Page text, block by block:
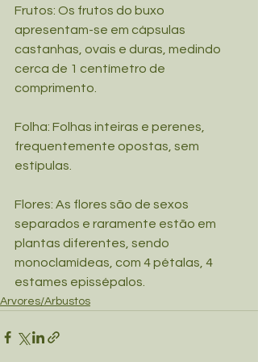
Frutos: Os frutos do buxo
apresentam-se em cápsulas
castanhas, ovais e duras, medindo
cerca de 1 centímetro de
comprimento.
Folha: Folhas inteiras e perenes,
frequentemente opostas, sem
estípulas.
Flores: As flores são de sexos
separados e raramente estão em
plantas diferentes, sendo
monoclamídeas, com 4 pétalas, 4
estames epissépalos.
Arvores/Arbustos